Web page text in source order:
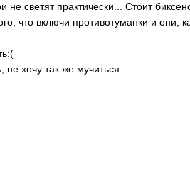
светят практически... Стоит
что включи противотуманки и они,
хочу так же мучиться.